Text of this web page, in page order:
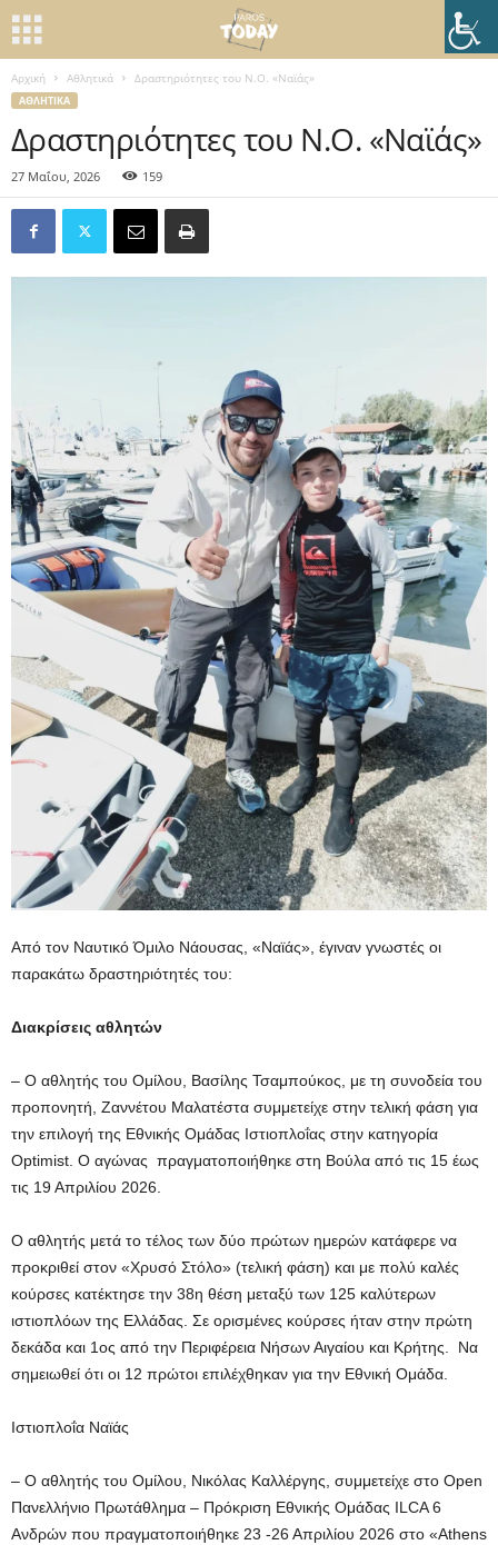
Αρχική Αθλητικά Δραστηριότητες του Ν.Ο. «Ναϊάς»
ΑΘΛΗΤΙΚΆ
Δραστηριότητες του Ν.Ο. «Ναϊάς»
27 Μαΐου, 2026 159
Από τον Ναυτικό Όμιλο Νάουσας, «Ναϊάς», έγιναν γνωστές οι
παρακάτω δραστηριότητές του:
Διακρίσεις αθλητών
– Ο αθλητής του Ομίλου, Βασίλης Τσαμπούκος, με τη συνοδεία του
προπονητή, Ζαννέτου Μαλατέστα συμμετείχε στην τελική φάση για
την επιλογή της Εθνικής Ομάδας Ιστιοπλοΐας στην κατηγορία
Optimist. Ο αγώνας πραγματοποιήθηκε στη Βούλα από τις 15 έως
τις 19 Απριλίου 2026.
Ο αθλητής μετά το τέλος των δύο πρώτων ημερών κατάφερε να
προκριθεί στον «Χρυσό Στόλο» (τελική φάση) και με πολύ καλές
κούρσες κατέκτησε την 38η θέση μεταξύ των 125 καλύτερων
ιστιοπλόων της Ελλάδας. Σε ορισμένες κούρσες ήταν στην πρώτη
δεκάδα και 1ος από την Περιφέρεια Νήσων Αιγαίου και Κρήτης. Να
σημειωθεί ότι οι 12 πρώτοι επιλέχθηκαν για την Εθνική Ομάδα.
Ιστιοπλοΐα Ναϊάς
– Ο αθλητής του Ομίλου, Νικόλας Καλλέργης, συμμετείχε στο Open
Πανελλήνιο Πρωτάθλημα – Πρόκριση Εθνικής Ομάδας ILCA 6
Ανδρών που πραγματοποιήθηκε 23 -26 Απριλίου 2026 στο «Athens